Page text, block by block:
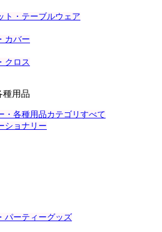
ト・テーブルウェア
カバー
クロス
種用品
・各種用品カテゴリすべて
ショナリー
パーティーグッズ